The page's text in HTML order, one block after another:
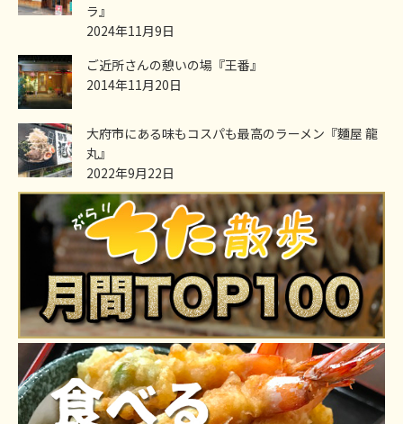
ラ』
2024年11月9日
ご近所さんの憩いの場『王番』
2014年11月20日
大府市にある味もコスパも最高のラーメン『麵屋 龍
丸』
2022年9月22日